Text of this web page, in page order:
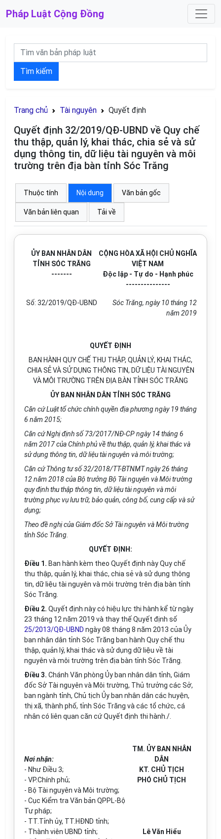
Pháp Luật Cộng Đồng
Tìm kiếm
Trang chủ Tài nguyên Quyết định
Quyết định 32/2019/QĐ-UBND về Quy chế
thu thập, quản lý, khai thác, chia sẻ và sử
dụng thông tin, dữ liệu tài nguyên và môi
trường trên địa bàn tỉnh Sóc Trăng
Thuộc tính Nội dung Văn bản gốc
Văn bản liên quan Tải về
ỦY BAN NHÂN DÂN
TỈNH SÓC TRĂNG
-------
CỘNG HÒA XÃ HỘI CHỦ NGHĨA
VIỆT NAM
Độc lập - Tự do - Hạnh phúc
---------------
Số: 32/2019/QĐ-UBND Sóc Trăng, ngày10tháng 12
năm 2019
QUYẾT ĐỊNH
BAN HÀNH QUY CHẾ THU THẬP, QUẢN LÝ, KHAI THÁC,
CHIA SẺ VÀ SỬ DỤNG THÔNG TIN, DỮ LIỆU TÀI NGUYÊN
VÀ MÔI TRƯỜNG TRÊN ĐỊA BÀN TỈNH SÓC TRĂNG
ỦY BAN NHÂN DÂN TỈNH SÓC TRĂNG
Căn cứ Luật tổ chức chính quyền địa phương ngày 19 tháng
6 năm 2015;
Căn cứNghị định số 73/2017/NĐ-CP ngày 14 tháng 6
năm 2017 của Chính phủ về thu thập, quản lý, khai thác và
sử dụng thông tin, dữ liệu tài nguyên và môi trường;
Căn cứ Thông tư số32/2018/TT-BTNMT ngày 26 tháng
12 năm 2018 của Bộ trưởng Bộ Tài nguyên và Môi trường
quy định thu thập thông tin, dữ liệu tài nguyên và môi
trường phục vụ lưu trữ, bảo quản, công bố, cung cấp và sử
dụng;
Theo đề nghị của Giám đốc Sở Tài nguyên và Môi trường
tỉnh Sóc Trăng.
QUYẾT ĐỊNH:
Điều 1. Ban hành kèm theo Quyết định này Quy chế
thu thập, quản lý, khai thác, chia sẻ và sử dụng thông
tin, dữ liệu tài nguyên và môi trường trên địa bàn tỉnh
Sóc Trăng.
Điều 2. Quyết định này có hiệu lực thi hành kể từ ngày
23 tháng 12 năm 2019 và thay thế Quyết định số
25/2013/QĐ-UBND ngày 08 tháng 8 năm 2013 của Ủy
ban nhân dân tỉnh Sóc Trăng ban hành Quy chế thu
thập, quản lý, khai thác và sử dụng dữ liệu về tài
nguyên và môi trường trên địa bàn tỉnh Sóc Trăng.
Điều 3. Chánh Văn phòng Ủy ban nhân dân tỉnh, Giám
đốc Sở Tài nguyên và Môi trường, Thủ trưởng các Sở,
ban ngành tỉnh, Chủ tịch Ủy ban nhân dân các huyện,
thị xã, thành phố, tỉnh Sóc Trăng và các tổ chức, cá
nhân có liên quan căn cứ Quyết định thi hành./.
Nơi nhận:
- Như Điều 3;
- VP.Chính phủ;
- Bộ Tài nguyên và Môi trường;
- Cục Kiểm tra Văn bản QPPL-Bộ
Tư pháp;
- TT.Tỉnh ủy, TT.HĐND tỉnh;
- Thành viên UBND tỉnh;
TM. ỦY BAN NHÂN
DÂN
KT. CHỦ TỊCH
PHÓ CHỦ TỊCH
Lê Văn Hiểu